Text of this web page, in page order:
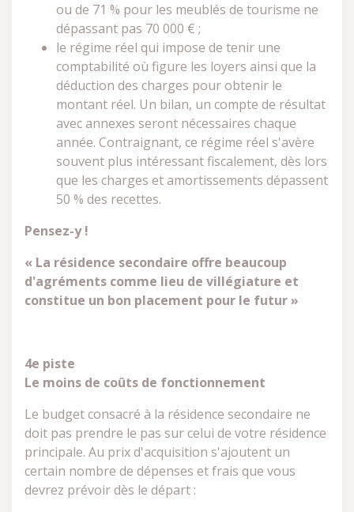
ou de 71 % pour les meublés de tourisme ne
dépassant pas 70 000 € ;
le régime réel qui impose de tenir une
comptabilité où figure les loyers ainsi que la
déduction des charges pour obtenir le
montant réel. Un bilan, un compte de résultat
avec annexes seront nécessaires chaque
année. Contraignant, ce régime réel s'avère
souvent plus intéressant fiscalement, dès lors
que les charges et amortissements dépassent
50 % des recettes.
Pensez-y !
« La résidence secondaire offre beaucoup
d'agréments comme lieu de villégiature et
constitue un bon placement pour le futur »
4e piste
Le moins de coûts de fonctionnement
Le budget consacré à la résidence secondaire ne
doit pas prendre le pas sur celui de votre résidence
principale. Au prix d'acquisition s'ajoutent un
certain nombre de dépenses et frais que vous
devrez prévoir dès le départ :